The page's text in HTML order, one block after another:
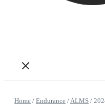
Home / Endurance /ALMS /